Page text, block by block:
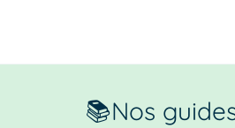
📚Nos